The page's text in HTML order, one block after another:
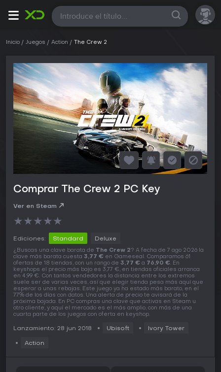
Todas
Inicio Juegos Action The Crew 2
Comprar The Crew 2 PC Key
Ver en Steam
★★★★★
Ediciones: Standard Deluxe
¿Buscas una clave barata de The Crew 2? A fecha de 7 ago 2026 la
clave más barata cuesta 3,77 € en Gameseal. Comparamos 61
ofertas de 18 tiendas, con un rango de 3,77 € a 76,90 €. En
keyshops el precio más bajo es 3,77 €, en tiendas oficiales arranca
en 4,99 €. Con tantos vendedores la distancia entre los extremos
suele ser de varias veces, así que elegir tienda pesa más aquí que
esperar a unas rebajas. Este juego ya ha estado más barato, en el
77% de los días con datos. Una alerta de precio te avisará de la
próxima bajada. En PC compras una clave que activas en Steam u
otro cliente, y aquí el mercado es el más amplio, con más de una
cuarta parte de los juegos con oferta en keyshop.
Lanzamiento: 28 jun 2018 Ubisoft Ivory Tower
Action